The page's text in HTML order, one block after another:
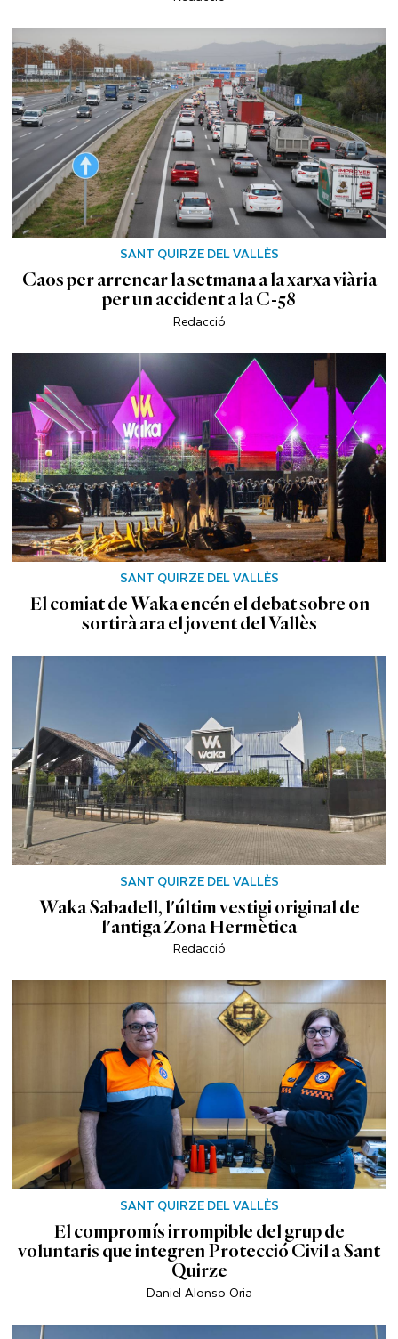
SANT QUIRZE DEL VALLÈS
Caos per arrencar la setmana a la xarxa viària
per un accident a la C-58
Redacció
SANT QUIRZE DEL VALLÈS
El comiat de Waka encén el debat sobre on
sortirà ara el jovent del Vallès
SANT QUIRZE DEL VALLÈS
Waka Sabadell, l'últim vestigi original de
l'antiga Zona Hermètica
Redacció
SANT QUIRZE DEL VALLÈS
El compromís irrompible del grup de
voluntaris que integren Protecció Civil a Sant
Quirze
Daniel Alonso Oria